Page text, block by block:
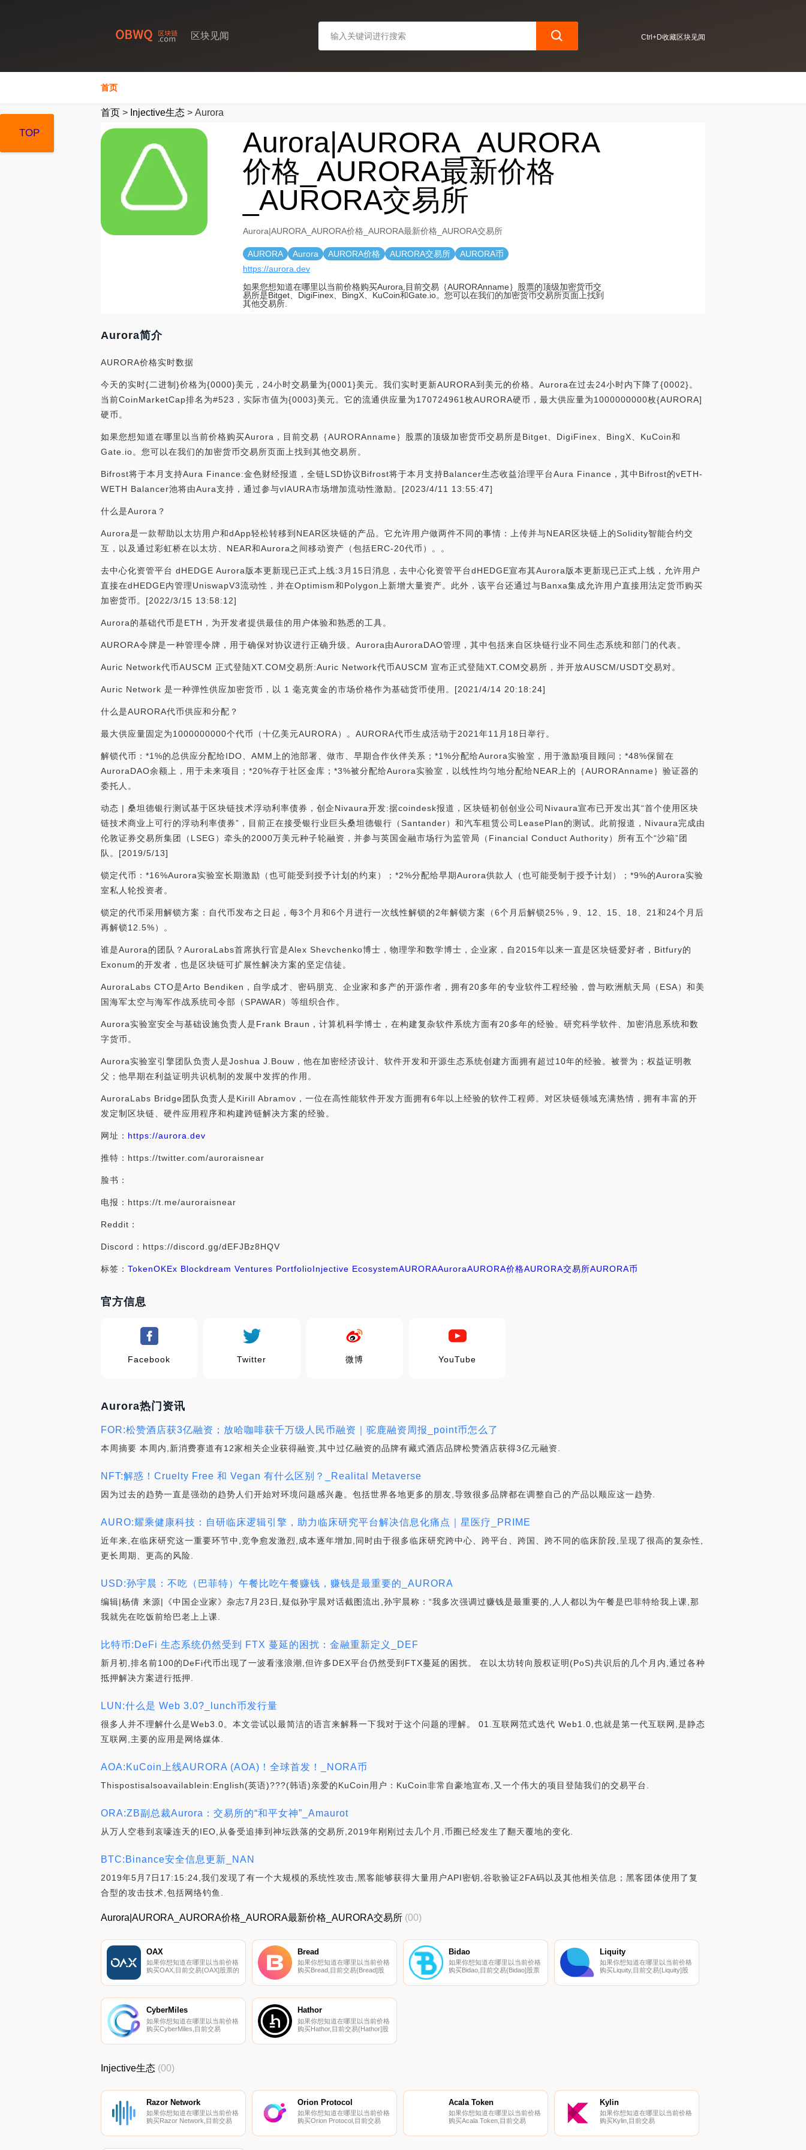
区块见闻 Ctrl+D收藏区块见闻
首页
首页 > Injective生态 > Aurora
Aurora|AURORA_AURORA
价格_AURORA最新价格
_AURORA交易所
Aurora|AURORA_AURORA价格_AURORA最新价格_AURORA交易所
AURORA Aurora AURORA价格 AURORA交易所
AURORA币
https://aurora.dev
如果您想知道在哪里以当前价格购买Aurora,目前交易｛AURORAnname｝股票的顶级加密货币交
易所是Bitget、DigiFinex、BingX、KuCoin和Gate.io。您可以在我们的加密货币交易所页面上找到
其他交易所.
Aurora简介
AURORA价格实时数据
今天的实时{二进制}价格为{0000}美元，24小时交易量为{0001}美元。我们实时更新AURORA到美元的价格。Aurora在过去24小时内下降了{0002}。
当前CoinMarketCap排名为#523，实际市值为{0003}美元。它的流通供应量为170724961枚AURORA硬币，最大供应量为1000000000枚{AURORA]
硬币。
如果您想知道在哪里以当前价格购买Aurora，目前交易｛AURORAnname｝股票的顶级加密货币交易所是Bitget、DigiFinex、BingX、KuCoin和
Gate.io。您可以在我们的加密货币交易所页面上找到其他交易所。
Bifrost将于本月支持Aura Finance:金色财经报道，全链LSD协议Bifrost将于本月支持Balancer生态收益治理平台Aura Finance，其中Bifrost的vETH-
WETH Balancer池将由Aura支持，通过参与vlAURA市场增加流动性激励。[2023/4/11 13:55:47]
什么是Aurora？
Aurora是一款帮助以太坊用户和dApp轻松转移到NEAR区块链的产品。它允许用户做两件不同的事情：上传并与NEAR区块链上的Solidity智能合约交
互，以及通过彩虹桥在以太坊、NEAR和Aurora之间移动资产（包括ERC-20代币）。。
去中心化资管平台 dHEDGE Aurora版本更新现已正式上线:3月15日消息，去中心化资管平台dHEDGE宣布其Aurora版本更新现已正式上线，允许用户
直接在dHEDGE内管理UniswapV3流动性，并在Optimism和Polygon上新增大量资产。此外，该平台还通过与Banxa集成允许用户直接用法定货币购买
加密货币。[2022/3/15 13:58:12]
Aurora的基础代币是ETH，为开发者提供最佳的用户体验和熟悉的工具。
AURORA令牌是一种管理令牌，用于确保对协议进行正确升级。Aurora由AuroraDAO管理，其中包括来自区块链行业不同生态系统和部门的代表。
Auric Network代币AUSCM 正式登陆XT.COM交易所:Auric Network代币AUSCM 宣布正式登陆XT.COM交易所，并开放AUSCM/USDT交易对。
Auric Network 是一种弹性供应加密货币，以 1 毫克黄金的市场价格作为基础货币使用。[2021/4/14 20:18:24]
什么是AURORA代币供应和分配？
最大供应量固定为1000000000个代币（十亿美元AURORA）。AURORA代币生成活动于2021年11月18日举行。
解锁代币：*1%的总供应分配给IDO、AMM上的池部署、做市、早期合作伙伴关系；*1%分配给Aurora实验室，用于激励项目顾问；*48%保留在
AuroraDAO余额上，用于未来项目；*20%存于社区金库；*3%被分配给Aurora实验室，以线性均匀地分配给NEAR上的｛AURORAnname｝验证器的
委托人。
动态 | 桑坦德银行测试基于区块链技术浮动利率债券，创企Nivaura开发:据coindesk报道，区块链初创创业公司Nivaura宣布已开发出其“首个使用区块
链技术商业上可行的浮动利率债券”，目前正在接受银行业巨头桑坦德银行（Santander）和汽车租赁公司LeasePlan的测试。此前报道，Nivaura完成由
伦敦证券交易所集团（LSEG）牵头的2000万美元种子轮融资，并参与英国金融市场行为监管局（Financial Conduct Authority）所有五个“沙箱”团
队。[2019/5/13]
锁定代币：*16%Aurora实验室长期激励（也可能受到授予计划的约束）；*2%分配给早期Aurora供款人（也可能受制于授予计划）；*9%的Aurora实验
室私人轮投资者。
锁定的代币采用解锁方案：自代币发布之日起，每3个月和6个月进行一次线性解锁的2年解锁方案（6个月后解锁25%，9、12、15、18、21和24个月后
再解锁12.5%）。
谁是Aurora的团队？AuroraLabs首席执行官是Alex Shevchenko博士，物理学和数学博士，企业家，自2015年以来一直是区块链爱好者，Bitfury的
Exonum的开发者，也是区块链可扩展性解决方案的坚定信徒。
AuroraLabs CTO是Arto Bendiken，自学成才、密码朋克、企业家和多产的开源作者，拥有20多年的专业软件工程经验，曾与欧洲航天局（ESA）和美
国海军太空与海军作战系统司令部（SPAWAR）等组织合作。
Aurora实验室安全与基础设施负责人是Frank Braun，计算机科学博士，在构建复杂软件系统方面有20多年的经验。研究科学软件、加密消息系统和数
字货币。
Aurora实验室引擎团队负责人是Joshua J.Bouw，他在加密经济设计、软件开发和开源生态系统创建方面拥有超过10年的经验。被誉为；权益证明教
父；他早期在利益证明共识机制的发展中发挥的作用。
AuroraLabs Bridge团队负责人是Kirill Abramov，一位在高性能软件开发方面拥有6年以上经验的软件工程师。对区块链领域充满热情，拥有丰富的开
发定制区块链、硬件应用程序和构建跨链解决方案的经验。
网址： https://aurora.dev
推特：https://twitter.com/auroraisnear
脸书：
电报：https://t.me/auroraisnear
Reddit：
Discord：https://discord.gg/dEFJBz8HQV
标签： TokenOKEx Blockdream Ventures PortfolioInjective EcosystemAURORAAuroraAURORA价格AURORA交易所AURORA币
官方信息
Facebook Twitter 微博 YouTube
Aurora热门资讯
FOR:松赞酒店获3亿融资；放哈咖啡获千万级人民币融资｜驼鹿融资周报_point币怎么了
本周摘要 本周内,新消费赛道有12家相关企业获得融资,其中过亿融资的品牌有藏式酒店品牌松赞酒店获得3亿元融资.
NFT:解惑！Cruelty Free 和 Vegan 有什么区别？_Realital Metaverse
因为过去的趋势一直是强劲的趋势人们开始对环境问题感兴趣。包括世界各地更多的朋友,导致很多品牌都在调整自己的产品以顺应这一趋势.
AURO:耀乘健康科技：自研临床逻辑引擎，助力临床研究平台解决信息化痛点｜星医疗_PRIME
近年来,在临床研究这一重要环节中,竞争愈发激烈,成本逐年增加,同时由于很多临床研究跨中心、跨平台、跨国、跨不同的临床阶段,呈现了很高的复杂性,
更长周期、更高的风险.
USD:孙宇晨：不吃（巴菲特）午餐比吃午餐赚钱，赚钱是最重要的_AURORA
编辑|杨倩 来源|《中国企业家》杂志7月23日,疑似孙宇晨对话截图流出,孙宇晨称：“我多次强调过赚钱是最重要的,人人都以为午餐是巴菲特给我上课,那
我就先在吃饭前给巴老上上课.
比特币:DeFi 生态系统仍然受到 FTX 蔓延的困扰：金融重新定义_DEF
新月初,排名前100的DeFi代币出现了一波看涨浪潮,但许多DEX平台仍然受到FTX蔓延的困扰。 在以太坊转向股权证明(PoS)共识后的几个月内,通过各种
抵押解决方案进行抵押.
LUN:什么是 Web 3.0?_lunch币发行量
很多人并不理解什么是Web3.0。本文尝试以最简洁的语言来解释一下我对于这个问题的理解。 01.互联网范式迭代 Web1.0,也就是第一代互联网,是静态
互联网,主要的应用是网络媒体.
AOA:KuCoin上线AURORA (AOA)！全球首发！_NORA币
Thispostisalsoavailablein:English(英语)???(韩语)亲爱的KuCoin用户：KuCoin非常自豪地宣布,又一个伟大的项目登陆我们的交易平台.
ORA:ZB副总裁Aurora：交易所的“和平女神”_Amaurot
从万人空巷到哀嚎连天的IEO,从备受追捧到神坛跌落的交易所,2019年刚刚过去几个月,币圈已经发生了翻天覆地的变化.
BTC:Binance安全信息更新_NAN
2019年5月7日17:15:24,我们发现了有一个大规模的系统性攻击,黑客能够获得大量用户API密钥,谷歌验证2FA码以及其他相关信息；黑客团体使用了复
合型的攻击技术,包括网络钓鱼.
TOP
Aurora|AURORA_AURORA价格_AURORA最新价格_AURORA交易所 (00)
OAX
如果你想知道在哪里以当前价格
购买OAX,目前交易{OAX]股票的
Binance、Bitget、BingX、
到其他列表.
Bread
如果你想知道在哪里以当前价格
购买Bread,目前交易{Bread]股
Uniswap（V3）和HitBTC。您
Bidao
如果你想知道在哪里以当前价格
购买Bidao,目前交易{Bidao]股票
Poloniex和Uniswap（V2）。您
Liquity
如果你想知道在哪里以当前价格
购买Liquity,目前交易{Liquity]股
Binance、Deepcoin、BTCEX、
CyberMiles
如果你想知道在哪里以当前价格
购买CyberMiles,目前交易
币交易所是OKX、DigiFinex和
表。CyberMiles（CMT）是用
于智能合约的下一代区块链.
Hathor
如果你想知道在哪里以当前价格
购买Hathor,目前交易{Hathor]股
KuCoin、Gate.io、CoinEx、
TOP
Injective生态 (00)
Razor Network
如果你想知道在哪里以当前价格
购买Razor Network,目前交易
密货币交易所是Gate.io、
Orion Protocol
如果你想知道在哪里以当前价格
购买Orion Protocol,目前交易
货币交易所是Binance、Bitrue、
Acala Token
如果你想知道在哪里以当前价格
购买Acala Token,目前交易
币交易所是Binance、OKX、
Kylin
如果你想知道在哪里以当前价格
购买Kylin,目前交易
货币交易所是KuCoin和
TOP